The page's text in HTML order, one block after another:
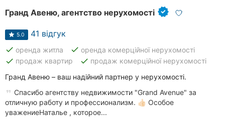
Гранд Авеню, агентство нерухомості
5.0 41 відгук
done оренда житла done оренда комерційної нерухомості
done продаж квартир done продаж комерційної нерухомості
Гранд Авеню – ваш надійний партнер у нерухомості.
Спасибо агентству недвижимости "Grand Avenue" за
отличную работу и профессионализм. 👍🏻 Особое
уважениеНаталье , которое...